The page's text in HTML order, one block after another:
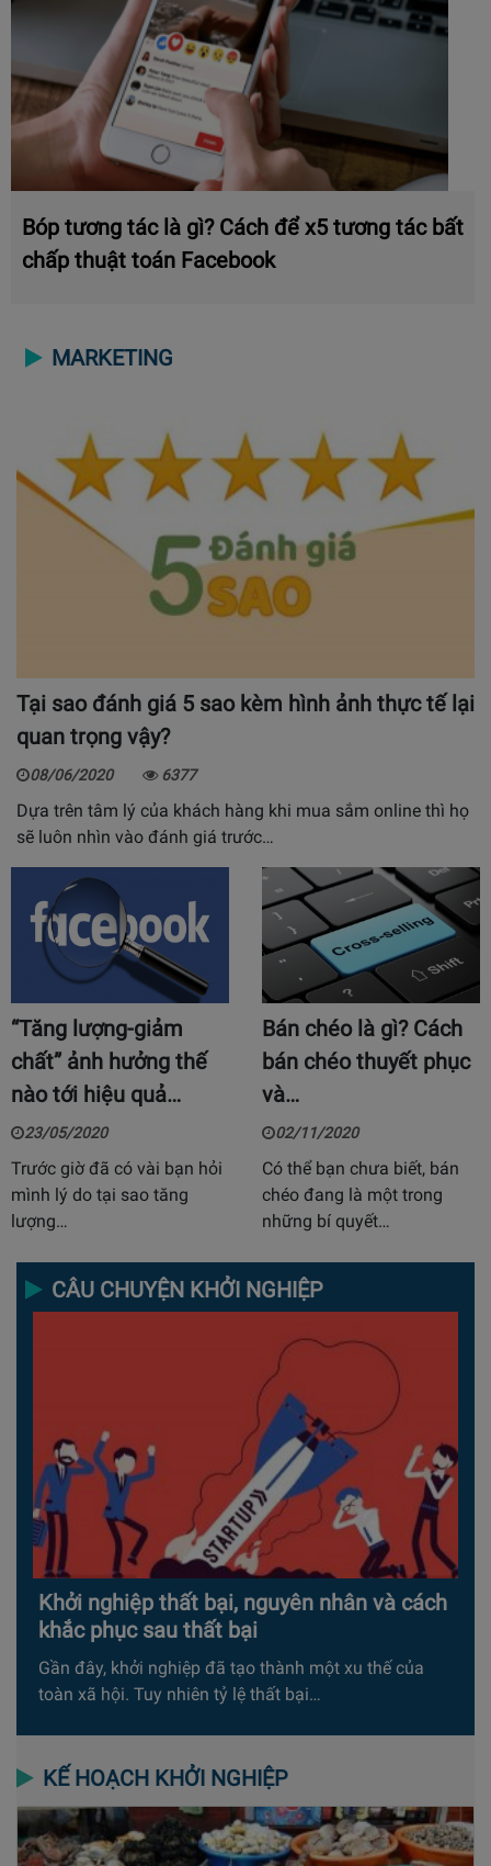
Bóp tương tác là gì? Cách để x5 tương tác bất
chấp thuật toán Facebook
MARKETING
Tại sao đánh giá 5 sao kèm hình ảnh thực tế lại
quan trọng vậy?
08/06/2020 6377
Dựa trên tâm lý của khách hàng khi mua sắm online thì họ
sẽ luôn nhìn vào đánh giá trước…
“Tăng lượng-giảm
chất” ảnh hưởng thế
nào tới hiệu quả…
23/05/2020
Trước giờ đã có vài bạn hỏi
mình lý do tại sao tăng
lượng…
Bán chéo là gì? Cách
bán chéo thuyết phục
và…
02/11/2020
Có thể bạn chưa biết, bán
chéo đang là một trong
những bí quyết…
CÂU CHUYỆN KHỞI NGHIỆP
Khởi nghiệp thất bại, nguyên nhân và cách
khắc phục sau thất bại
Gần đây, khởi nghiệp đã tạo thành một xu thế của
toàn xã hội. Tuy nhiên tỷ lệ thất bại…
KẾ HOẠCH KHỞI NGHIỆP